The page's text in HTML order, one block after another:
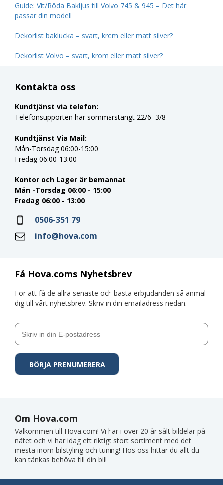
Guide: Vit/Röda Bakljus till Volvo 745 & 945 – Det här
passar din modell
Dekorlist baklucka – svart, krom eller matt silver?
Dekorlist Volvo – svart, krom eller matt silver?
Få Hova.coms Nyhetsbrev
För att få de allra senaste och bästa erbjudanden så anmäl
dig till vårt nyhetsbrev. Skriv in din emailadress nedan.
Kontakta oss
Kundtjänst via telefon:
Telefonsupporten har sommarstängt 22/6–3/8
Kundtjänst Via Mail:
Mån-Torsdag 06:00-15:00
Fredag 06:00-13:00
Kontor och Lager är bemannat
Mån -Torsdag 06:00 - 15:00
Fredag 06:00 - 13:00
0506-351 79
info@hova.com
Om Hova.com
Välkommen till Hova.com! Vi har i över 20 år sålt bildelar på
nätet och vi har idag ett riktigt stort sortiment med det
mesta inom bilstyling och tuning! Hos oss hittar du allt du
kan tänkas behöva till din bil!